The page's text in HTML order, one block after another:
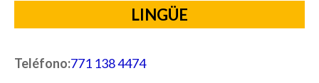
LINGÜE
Teléfono:771 138 4474